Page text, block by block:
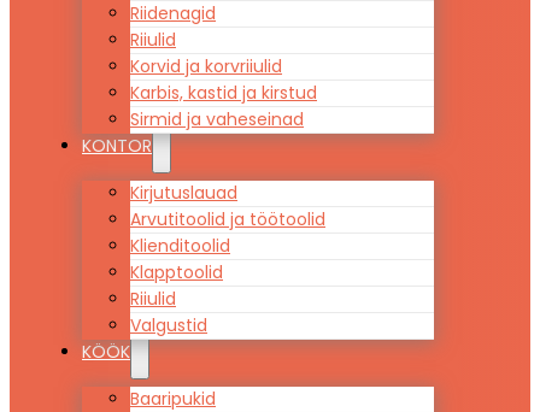
Riidenagid
Riiulid
Korvid ja korvriiulid
Karbis, kastid ja kirstud
Sirmid ja vaheseinad
KONTOR
Kirjutuslauad
Arvutitoolid ja töötoolid
Klienditoolid
Klapptoolid
Riiulid
Valgustid
KÖÖK
Baaripukid